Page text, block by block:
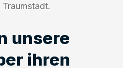
unsere
ihren